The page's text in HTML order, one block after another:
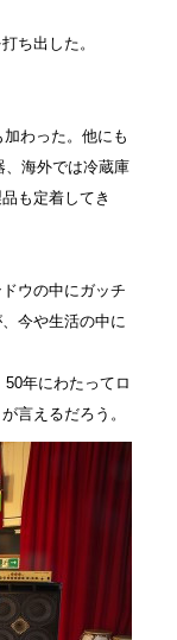
ち出した。
わった。他にも
、海外では冷蔵庫
も定着してき
ウの中にガッチ
今や生活の中に
年にわたってロ
言えるだろう。